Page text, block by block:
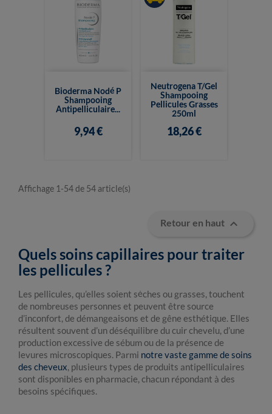
Bioderma Nodé P
Shampooing
Antipelliculaire...
9,94 €
Neutrogena T/Gel
Shampooing
Pellicules Grasses
250ml
18,26 €
Affichage 1-54 de 54 article(s)
Retour en haut 
Quels soins capillaires pour traiter
les pellicules ?
Les pellicules, qu’elles soient sèches ou grasses, touchent
de nombreuses personnes et peuvent être source
d’inconfort, de démangeaisons et de gêne esthétique. Elles
résultent souvent d’un déséquilibre du cuir chevelu, d’une
production excessive de sébum ou de la présence de
levures microscopiques. Parmi notre vaste gamme de soins
des cheveux, plusieurs types de produits antipelliculaires
sont disponibles en pharmacie, chacun répondant à des
besoins spécifiques.